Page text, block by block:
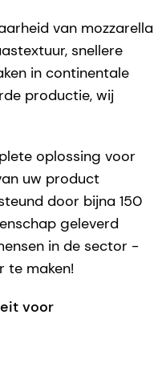
van mozzarella
snellere
in continentale
productie, wij
oplossing voor
uw product
door bijna 150
geleverd
in de sector -
te maken!
voor